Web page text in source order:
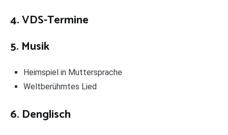
4. VDS-Termine
5. Musik
Heimspiel in Muttersprache
Weltberühmtes Lied
6. Denglisch